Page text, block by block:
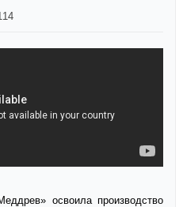
освоила производство